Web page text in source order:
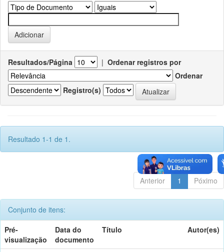
Resultados/Página | Ordenar registros por
Ordenar
Registro(s)
Resultado 1-1 de 1.
Anterior 1 Póximo
Conjunto de itens:
Pré-
visualização
Data do
documento
Título Autor(es)